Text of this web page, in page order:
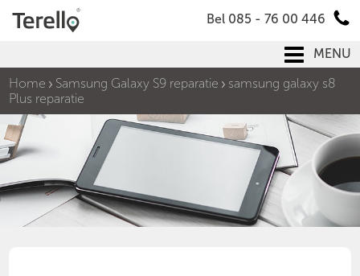
Bel 085 - 76 00 446
MENU
Home
Samsung Galaxy S9 reparatie
samsung galaxy s8
Plus reparatie